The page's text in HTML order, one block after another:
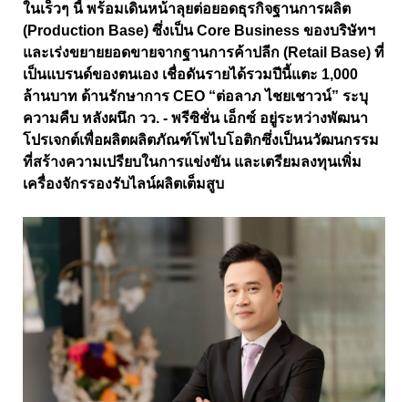
ในเร็วๆ นี้ พร้อมเดินหน้าลุยต่อยอดธุรกิจฐานการผลิต
(Production Base) ซึ่งเป็น Core Business ของบริษัทฯ
และเร่งขยายยอดขายจากฐานการค้าปลีก (Retail Base) ที่
เป็นแบรนด์ของตนเอง เชื่อดันรายได้รวมปีนี้แตะ 1,000
ล้านบาท ด้านรักษาการ CEO “ต่อลาภ ไชยเชาวน์” ระบุ
ความคืบ หลังผนึก วว. - พรีซิชั่น เอ็กซ์ อยู่ระหว่างพัฒนา
โปรเจกต์เพื่อผลิตผลิตภัณฑ์โพไบโอติกซึ่งเป็นนวัฒนกรรม
ที่สร้างความเปรียบในการแข่งขัน และเตรียมลงทุนเพิ่ม
เครื่องจักรรองรับไลน์ผลิตเต็มสูบ